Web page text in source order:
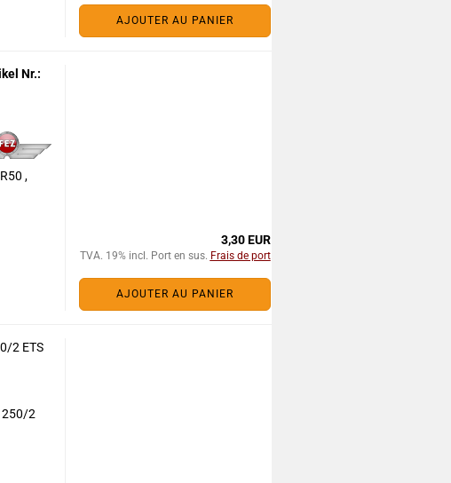
AJOUTER AU PANIER
Nr.:
,
3,30 EUR
TVA. 19% incl. Port en sus. Frais de port
AJOUTER AU PANIER
2 ETS
250/2